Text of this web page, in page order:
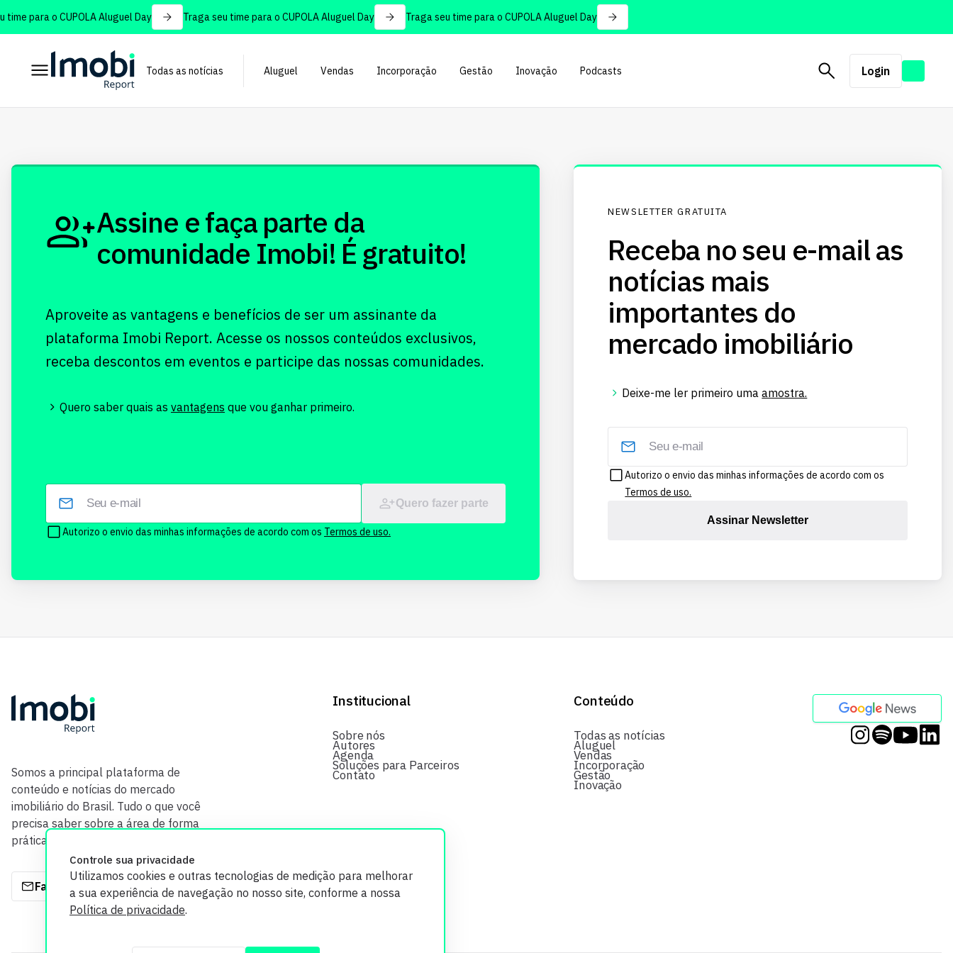
para o CUPOLA Aluguel Day Traga seu time para o CUPOLA Aluguel Day Traga seu time para o CUPOLA Aluguel Day
Todas as notícias Aluguel Vendas Incorporação Gestão Inovação Podcasts Login
Controle sua privacidade
Utilizamos cookies e outras tecnologias de medição para melhorar
a sua experiência de navegação no nosso site, conforme a nossa
Política de privacidade.
Assine e faça parte da
comunidade Imobi! É gratuito!
Aproveite as vantagens e benefícios de ser um assinante da
plataforma Imobi Report. Acesse os nossos conteúdos exclusivos,
receba descontos em eventos e participe das nossas comunidades.
Quero saber quais as vantagens que vou ganhar primeiro.
Quero fazer parte
Autorizo o envio das minhas informações de acordo com os Termos de uso.
NEWSLETTER GRATUITA
Receba no seu e-mail as
notícias mais
importantes do
mercado imobiliário
Deixe-me ler primeiro umaamostra.
Autorizo o envio das minhas informações de acordo com os
Termos de uso.
Assinar Newsletter
Somos a principal plataforma de
conteúdo e notícias do mercado
imobiliário do Brasil. Tudo o que você
precisa saber sobre a área de forma
prática e com credibilidade.
Fale com a gente
Institucional
Sobre nós
Autores
Agenda
Soluções para Parceiros
Contato
Conteúdo
Todas as notícias
Aluguel
Vendas
Incorporação
Gestão
Inovação